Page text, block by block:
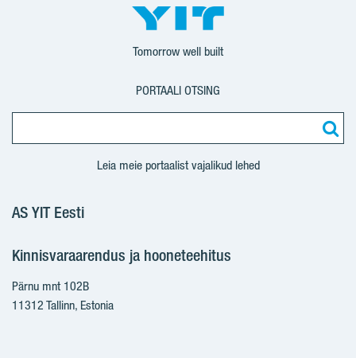
Tomorrow well built
PORTAALI OTSING
Leia meie portaalist vajalikud lehed
AS YIT Eesti
Kinnisvaraarendus ja hooneteehitus
Pärnu mnt 102B
11312 Tallinn, Estonia